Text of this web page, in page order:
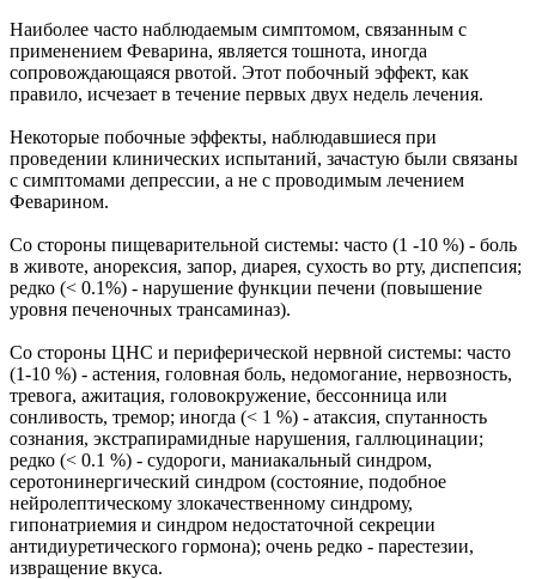
Наиболее часто наблюдаемым симптомом, связанным с
применением Феварина, является тошнота, иногда
сопровождающаяся рвотой. Этот побочный эффект, как
правило, исчезает в течение первых двух недель лечения.
Некоторые побочные эффекты, наблюдавшиеся при
проведении клинических испытаний, зачастую были связаны
с симптомами депрессии, а не с проводимым лечением
Феварином.
Со стороны пищеварительной системы: часто (1 -10 %) - боль
в животе, анорексия, запор, диарея, сухость во рту, диспепсия;
редко (< 0.1%) - нарушение функции печени (повышение
уровня печеночных трансаминаз).
Со стороны ЦНС и периферической нервной системы: часто
(1-10 %) - астения, головная боль, недомогание, нервозность,
тревога, ажитация, головокружение, бессонница или
сонливость, тремор; иногда (< 1 %) - атаксия, спутанность
сознания, экстрапирамидные нарушения, галлюцинации;
редко (< 0.1 %) - судороги, маниакальный синдром,
серотонинергический синдром (состояние, подобное
нейролептическому злокачественному синдрому,
гипонатриемия и синдром недостаточной секреции
антидиуретического гормона); очень редко - парестезии,
извращение вкуса.